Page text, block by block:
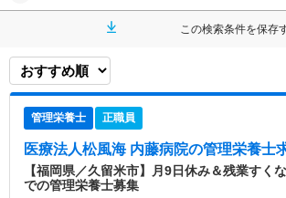
この検索条件を保存
管理栄養士 正職員
医療法人松風海 内藤病院の管理栄養士
【福岡県／久留米市】月9日休み＆残業すく
での管理栄養士募集